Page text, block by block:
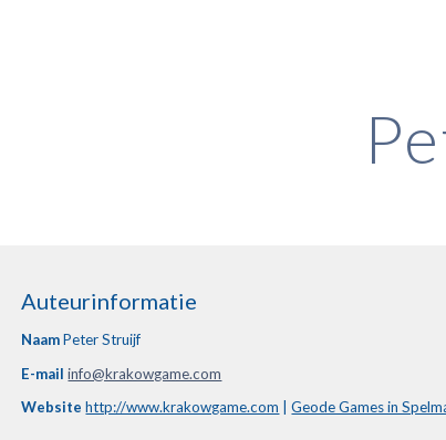
Auteurinformatie
Naam Peter Struijf
E-mail info@krakowgame.com
Website http://www.krakowgame.com | Geode Games in